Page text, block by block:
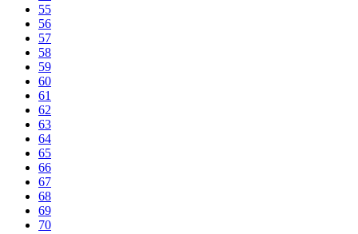
55
56
57
58
59
60
61
62
63
64
65
66
67
68
69
70